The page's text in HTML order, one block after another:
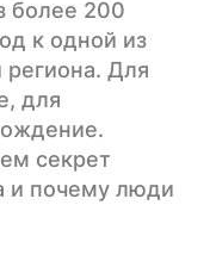
более 200
к одной из
Для
для
секрет
и почему люди